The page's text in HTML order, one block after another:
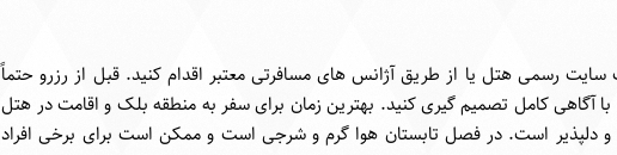
رسمی هتل یا از طریق آژانس های مسافرتی معتبر اقدام کنید. قبل از رزرو حتماً
با آگاهی کامل تصمیم گیری کنید. بهترین زمان برای سفر به منطقه بلک و اقامت در هتل
دلپذیر است. در فصل تابستان هوا گرم و شرجی است و ممکن است برای برخی افراد